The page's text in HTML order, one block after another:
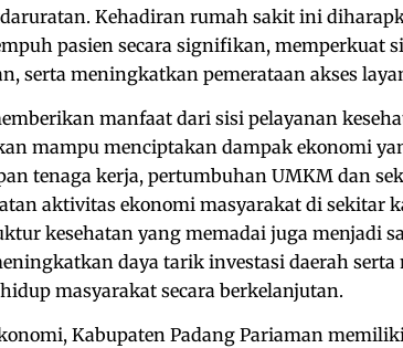
Kehadiran rumah sakit ini
pasien secara signifikan, memperkuat
serta meningkatkan pemerataan akses
manfaat dari sisi pelayanan
mampu menciptakan dampak ekonomi
tenaga kerja, pertumbuhan UMKM dan
aktivitas ekonomi masyarakat di sekitar
kesehatan yang memadai juga menjadi
daya tarik investasi daerah
masyarakat secara berkelanjutan.
Kabupaten Padang Pariaman